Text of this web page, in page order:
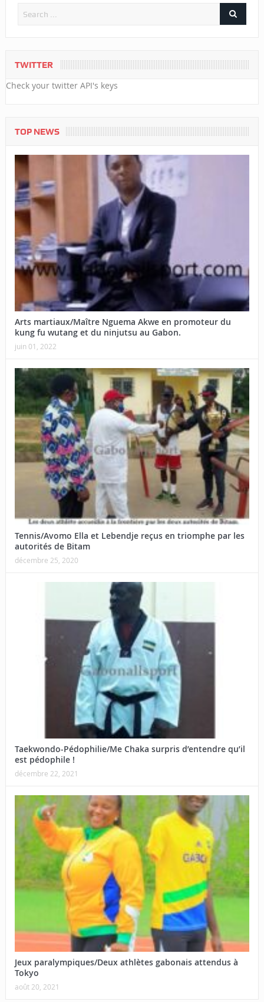
TWITTER
Check your twitter API's keys
TOP NEWS
Arts martiaux/Maître Nguema Akwe en promoteur du
kung fu wutang et du ninjutsu au Gabon.
juin 01, 2022
Tennis/Avomo Ella et Lebendje reçus en triomphe par les
autorités de Bitam
décembre 25, 2020
Taekwondo-Pédophilie/Me Chaka surpris d’entendre qu’il
est pédophile !
décembre 22, 2021
Jeux paralympiques/Deux athlètes gabonais attendus à
Tokyo
août 20, 2021